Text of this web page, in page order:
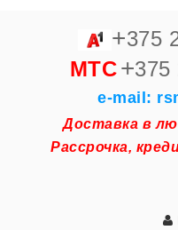
+375
MTC+375
e-mail:
Доставка в
Рассрочка,